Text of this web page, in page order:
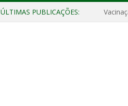
ÚLTIMAS PUBLICAÇÕES: